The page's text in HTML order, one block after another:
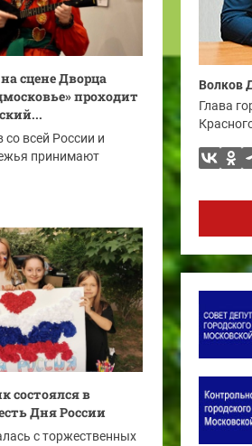
сцене Дворца
проходит
со всей России и
принимают
состоялся в
Дня России
с торжественных
Волков
Глава